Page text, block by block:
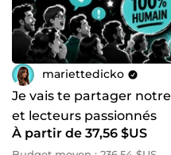
mariettedicko
Je vais te partager
et lecteurs passionnés
À partir de 37,56 $US